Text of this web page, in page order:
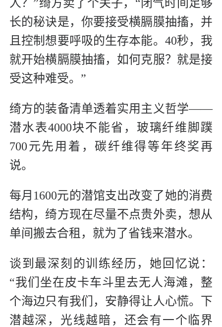
人？”绮方卖了个关子，“闭气时间足够
长的秘诀是，你要接受横膈膜抽搐，并
且控制想要呼吸的生存本能。40秒，我
就开始横膈膜抽搐，如何克服？就是接
受这种难受。”
绮方的装备清单透着实用主义哲学——
潜水表4000块不能省，玻璃纤维脚蹼
700元先用着，碳纤维得等年终奖再
说。
每月1600元的潜馆支出改变了她的消费
结构，绮方现在尽量不点贵外卖，想从
单间搬去合租，就为了省钱来潜水。
谈到最深刻的训练经历，她回忆说：
“我们坐在皮卡车斗里去无人海滩，整
个海边只有我们，安静得让人心慌。下
潜越深，光线越暗，还会有一个临界